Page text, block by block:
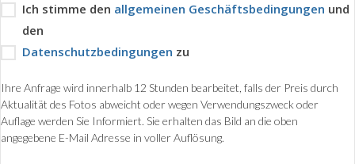
Ich stimme den allgemeinen Geschäftsbedingungen und
den
Datenschutzbedingungen zu
Ihre Anfrage wird innerhalb 12 Stunden bearbeitet, falls der Preis durch
Aktualität des Fotos abweicht oder wegen Verwendungszweck oder
Auflage werden Sie Informiert. Sie erhalten das Bild an die oben
angegebene E-Mail Adresse in voller Auflösung.